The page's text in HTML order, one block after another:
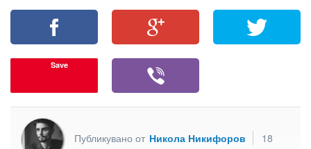
Save
Публикувано от Никола Никифоров
18